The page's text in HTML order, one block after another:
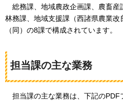
総務課、 地域農政企画課、農畜産
林務課、地域支援課（西諸県農業
（同）の8課で構成されています。
担当課の主な業務
担当課の主な業務は、下記のPDF